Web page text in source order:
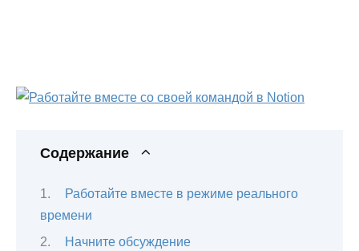
Содержание
Работайте вместе в режиме реального
времени
Начните обсуждение